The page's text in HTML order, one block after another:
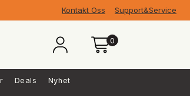
Kontakt Oss Support&Service
0
Deals Nyhet